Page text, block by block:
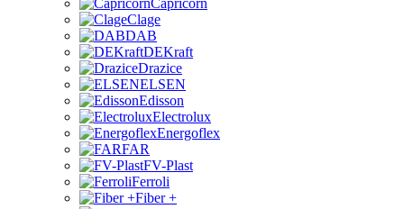
Capricorn
Clage
DAB
DEKraft
Drazice
ELSEN
Edisson
Electrolux
Energoflex
FAR
FV-Plast
Ferroli
Fiber +